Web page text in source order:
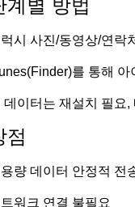
계별 방법
시 사진/동영상/연락
를 통해 아
데이터는 재설치 필요
점
량 데이터 안정적 전
워크 연결 불필요